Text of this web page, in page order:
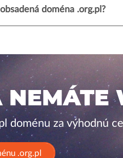
doména .org.pl?
NEMÁTE
doménu za výhodnú
.org.pl